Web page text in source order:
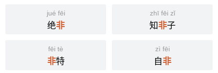
jué fēi
绝非
zhī fēi zǐ
知非子
fēi tè
非特
zì fēi
自非